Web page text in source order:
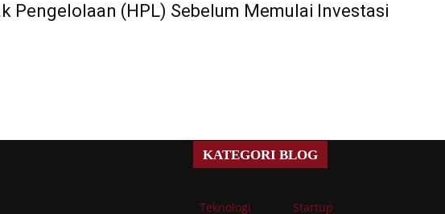
Pengelolaan (HPL) Sebelum Memulai Investasi
KATEGORI BLOG
Teknologi Startup